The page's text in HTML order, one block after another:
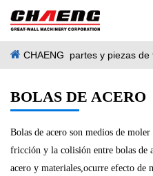
CHAENG partes y piezas de
BOLAS DE ACERO
Bolas de acero son medios de
fricción y la colisión entre bolas de
acero y materiales,ocurre efecto de